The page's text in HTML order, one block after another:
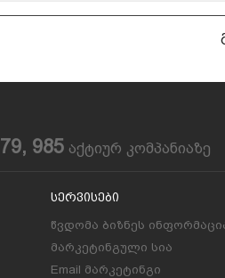
79, 985 აქტიურ კომპანიაზე
Სერვისები
წვდომა ბიზნეს
მარკეტინგული სია
Email მარკეტინგი